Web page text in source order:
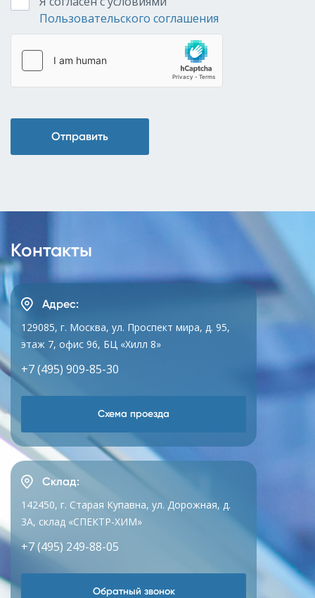
Пользовательского соглашения
Отправить
Контакты
Адрес:
129085, г. Москва, ул. Проспект мира, д. 95,
этаж 7, офис 96, БЦ «Хилл 8»
+7 (495) 909-85-30
Схема проезда
Склад:
142450, г. Старая Купавна, ул. Дорожная, д.
3А, склад «СПЕКТР-ХИМ»
+7 (495) 249-88-05
Обратный звонок